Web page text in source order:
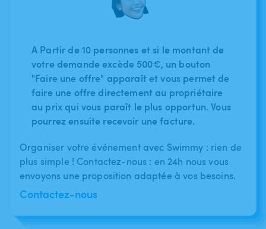
A Partir de 10 personnes et si le montant de
votre demande excède 500€, un bouton
"Faire une offre" apparaît et vous permet de
faire une offre directement au propriétaire
au prix qui vous paraît le plus opportun. Vous
pourrez ensuite recevoir une facture.
Organiser votre événement avec Swimmy : rien de
plus simple ! Contactez-nous : en 24h nous vous
envoyons une proposition adaptée à vos besoins.
Contactez-nous